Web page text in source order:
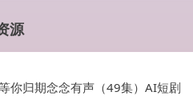
源
你归期念念有声（49集）AI短剧